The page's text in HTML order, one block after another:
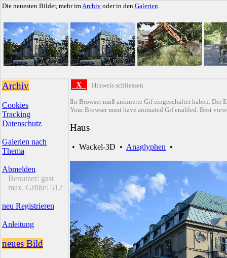
Die neuesten Bilder, mehr imArchiv oder in den Galerien.
Archiv
Cookies
Tracking
Datenschutz
Galerien nach
Thema
Abmelden
Benutzer: gast
max. Größe: 512
neu Registrieren
Anleitung
neues Bild
X Hinweis schliessen
Ihr Browser muß animierte Gif eingeschaltet haben. Der
Your Browser must have animated Gif enabled. Best
Haus
• Wackel-3D • Anaglyphen •